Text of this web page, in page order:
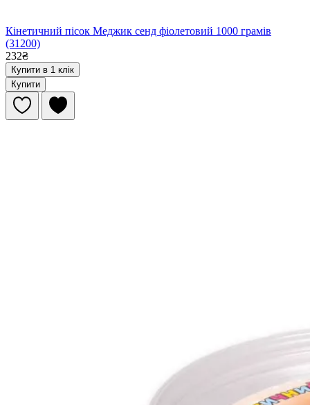
Кінетичний пісок Меджик сенд фіолетовий 1000 грамів
(31200)
232₴
Купити в 1 клік
Купити